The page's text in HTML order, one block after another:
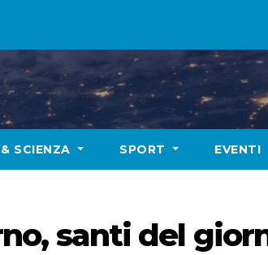
SCIENZA SPORT EVENTI
santi del